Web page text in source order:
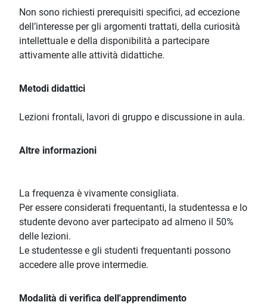
Non sono richiesti prerequisiti specifici, ad eccezione
dell’interesse per gli argomenti trattati, della curiosità
intellettuale e della disponibilità a partecipare
attivamente alle attività didattiche.
Metodi didattici
Lezioni frontali, lavori di gruppo e discussione in aula.
Altre informazioni
La frequenza è vivamente consigliata.
Per essere considerati frequentanti, la studentessa e lo
studente devono aver partecipato ad almeno il 50%
delle lezioni.
Le studentesse e gli studenti frequentanti possono
accedere alle prove intermedie.
Modalità di verifica dell'apprendimento